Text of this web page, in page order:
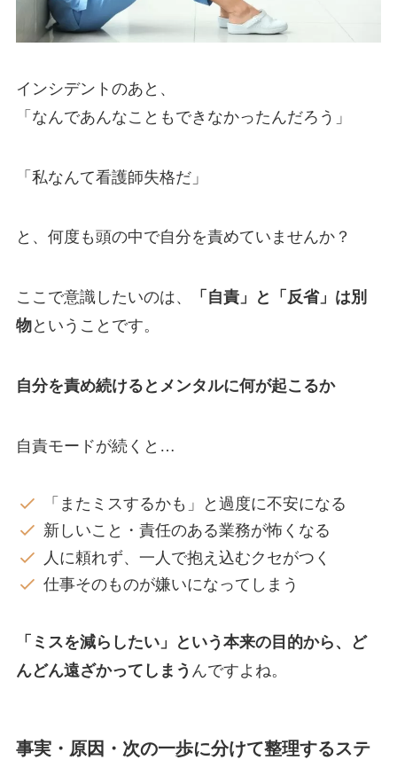
インシデントのあと、
「なんであんなこともできなかったんだろう」
「私なんて看護師失格だ」
と、何度も頭の中で自分を責めていませんか？
ここで意識したいのは、
「自責」と「反省」は別
物ということです。
自分を責め続けるとメンタルに何が起こるか
自責モードが続くと…
「またミスするかも」と過度に不安になる
新しいこと・責任のある業務が怖くなる
人に頼れず、一人で抱え込むクセがつく
仕事そのものが嫌いになってしまう
「ミスを減らしたい」という本来の目的から、ど
んどん遠ざかってしまう んですよね。
事実・原因・次の一歩に分けて整理するステ